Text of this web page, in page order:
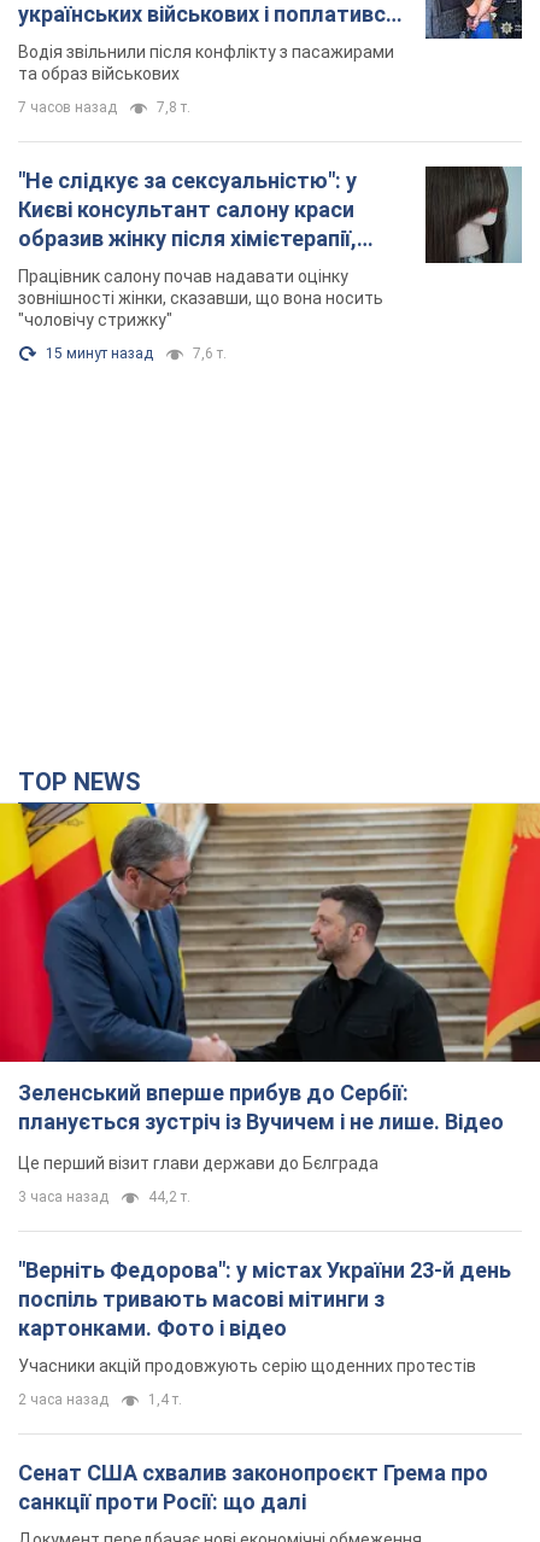
українських військових і поплатився.
Відео
Водія звільнили після конфлікту з пасажирами
та образ військових
7 часов назад 7,8 т.
"Не слідкує за сексуальністю": у
Києві консультант салону краси
образив жінку після хімієтерапії,
розгорівся скандал. Фото
Працівник салону почав надавати оцінку
зовнішності жінки, сказавши, що вона носить
"чоловічу стрижку"
15 минут назад 7,6 т.
TOP NEWS
Зеленський вперше прибув до Сербії:
планується зустріч із Вучичем і не лише. Відео
Це перший візит глави держави до Бєлграда
3 часа назад 44,2 т.
"Верніть Федорова": у містах України 23-й день
поспіль тривають масові мітинги з
картонками. Фото і відео
Учасники акцій продовжують серію щоденних протестів
2 часа назад 1,4 т.
Сенат США схвалив законопроєкт Грема про
санкції проти Росії: що далі